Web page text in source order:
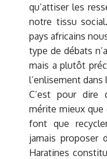
qu’attiser les
notre tissu
pays africains
type de débats
mais a plutôt
l’enlisement dans
C’est pour dire
mérite mieux que
font que
jamais proposer
Haratines